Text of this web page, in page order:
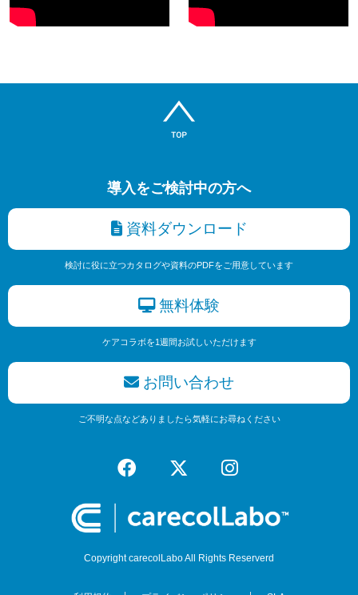
導入をご検討中の方へ
資料ダウンロード
検討に役に立つカタログや資料のPDFをご用意しています
無料体験
ケアコラボを1週間お試しいただけます
お問い合わせ
ご不明な点などありましたら気軽にお尋ねください
Copyright carecolLabo All Rights Reserverd